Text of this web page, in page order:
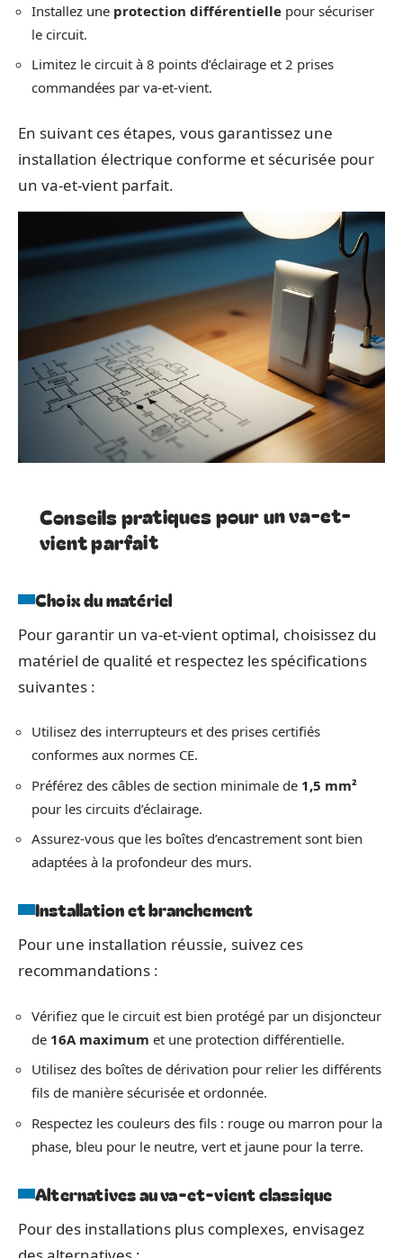
Installez une protection différentielle pour sécuriser
le circuit.
Limitez le circuit à 8 points d’éclairage et 2 prises
commandées par va-et-vient.
En suivant ces étapes, vous garantissez une
installation électrique conforme et sécurisée pour
un va-et-vient parfait.
Conseils pratiques pour un va-et-
vient parfait
Choix du matériel
Pour garantir un va-et-vient optimal, choisissez du
matériel de qualité et respectez les spécifications
suivantes :
Utilisez des interrupteurs et des prises certifiés
conformes aux normes CE.
Préférez des câbles de section minimale de 1,5 mm²
pour les circuits d’éclairage.
Assurez-vous que les boîtes d’encastrement sont bien
adaptées à la profondeur des murs.
Installation et branchement
Pour une installation réussie, suivez ces
recommandations :
Vérifiez que le circuit est bien protégé par un disjoncteur
de 16A maximum et une protection différentielle.
Utilisez des boîtes de dérivation pour relier les différents
fils de manière sécurisée et ordonnée.
Respectez les couleurs des fils : rouge ou marron pour la
phase, bleu pour le neutre, vert et jaune pour la terre.
Alternatives au va-et-vient classique
Pour des installations plus complexes, envisagez